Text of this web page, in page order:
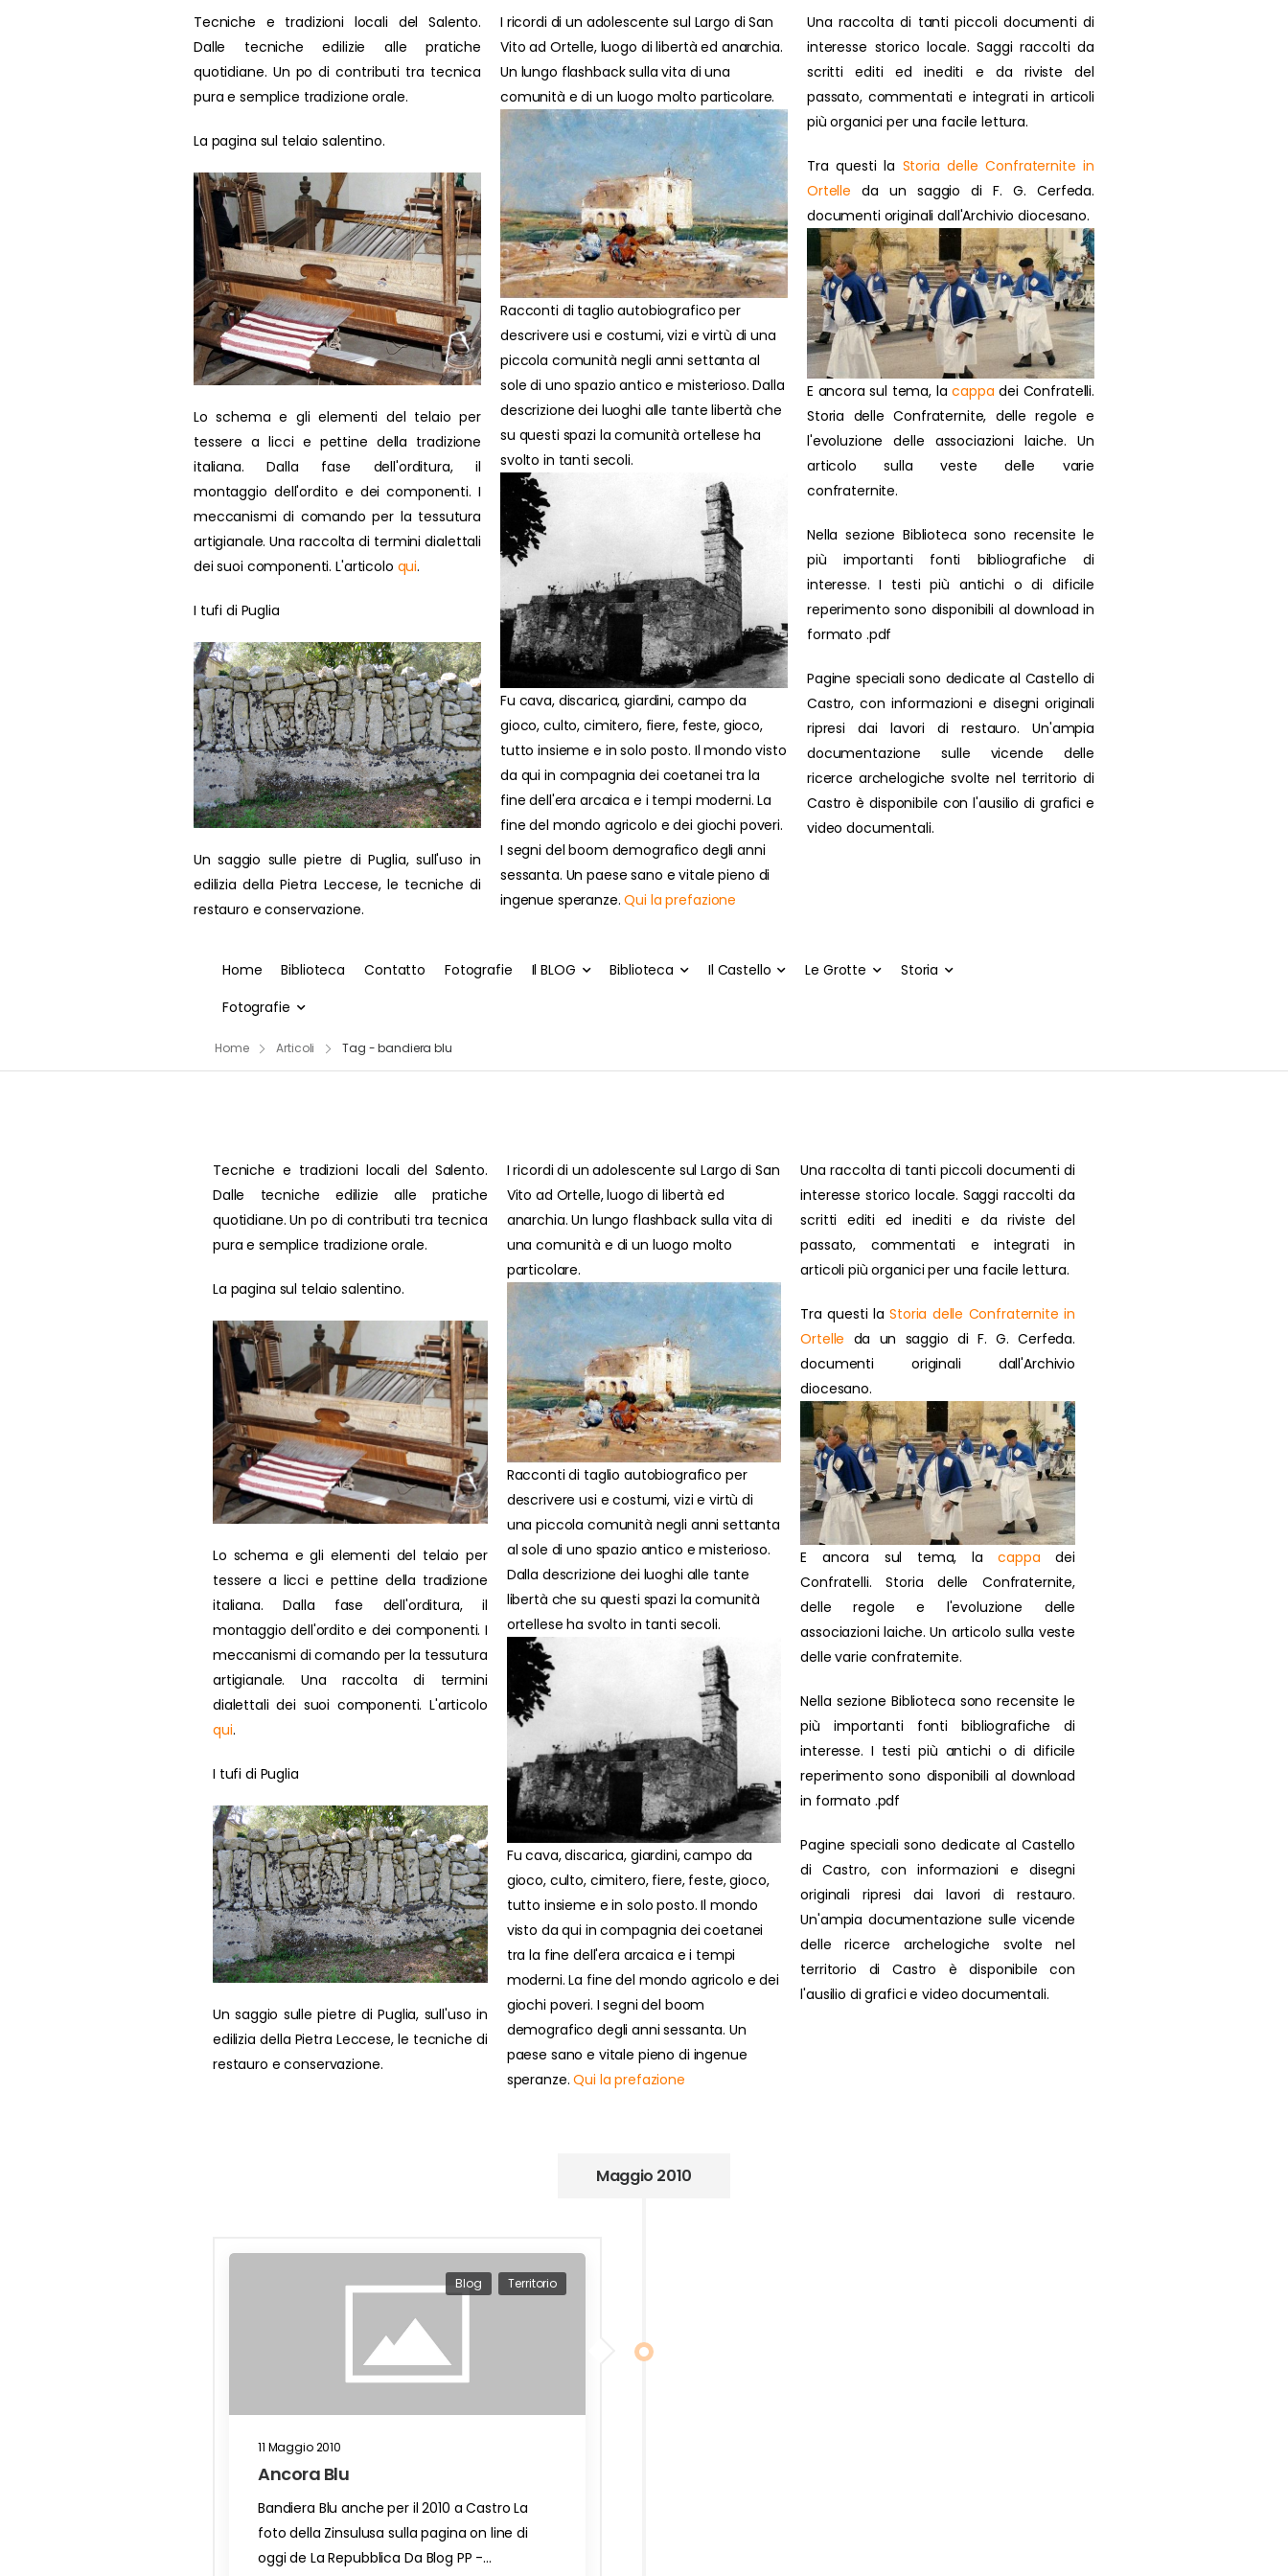
Tecniche e tradizioni locali del Salento.
Dalle tecniche edilizie alle pratiche
quotidiane. Un po di contributi tra tecnica
pura e semplice tradizione orale.
La pagina sul telaio salentino.
Lo schema e gli elementi del telaio per
tessere a licci e pettine della tradizione
italiana. Dalla fase dell'orditura, il
montaggio dell'ordito e dei componenti. I
meccanismi di comando per la tessutura
artigianale. Una raccolta di termini dialettali
dei suoi componenti. L'articolo qui.
I tufi di Puglia
Un saggio sulle pietre di Puglia, sull'uso in
edilizia della Pietra Leccese, le tecniche di
restauro e conservazione.
I ricordi di un adolescente sul Largo di San
Vito ad Ortelle, luogo di libertà ed anarchia.
Un lungo flashback sulla vita di una
comunità e di un luogo molto particolare.
Racconti di taglio autobiografico per
descrivere usi e costumi, vizi e virtù di una
piccola comunità negli anni settanta al
sole di uno spazio antico e misterioso. Dalla
descrizione dei luoghi alle tante libertà che
su questi spazi la comunità ortellese ha
svolto in tanti secoli.
Fu cava, discarica, giardini, campo da
gioco, culto, cimitero, fiere, feste, gioco,
tutto insieme e in solo posto. Il mondo visto
da qui in compagnia dei coetanei tra la
fine dell'era arcaica e i tempi moderni. La
fine del mondo agricolo e dei giochi poveri.
I segni del boom demografico degli anni
sessanta. Un paese sano e vitale pieno di
ingenue speranze.Qui la prefazione
Una raccolta di tanti piccoli documenti di
interesse storico locale. Saggi raccolti da
scritti editi ed inediti e da riviste del
passato, commentati e integrati in articoli
più organici per una facile lettura.
Tra questi la Storia delle Confraternite in
Ortelle da un saggio di F. G. Cerfeda.
documenti originali dall'Archivio diocesano.
E ancora sul tema, lacappa dei Confratelli.
Storia delle Confraternite, delle regole e
l'evoluzione delle associazioni laiche. Un
articolo sulla veste delle varie
confraternite.
Nella sezione Biblioteca sono recensite le
più importanti fonti bibliografiche di
interesse. I testi più antichi o di dificile
reperimento sono disponibili al download in
formato .pdf
Pagine speciali sono dedicate al Castello di
Castro, con informazioni e disegni originali
ripresi dai lavori di restauro. Un'ampia
documentazione sulle vicende delle
ricerce archelogiche svolte nel territorio di
Castro è disponibile con l'ausilio di grafici e
video documentali.
Home Biblioteca Contatto Fotografie Il BLOG Biblioteca Il Castello Le Grotte
Storia
Fotografie
Home Articoli Tag - bandiera blu
Tecniche e tradizioni locali del Salento.
Dalle tecniche edilizie alle pratiche
quotidiane. Un po di contributi tra tecnica
pura e semplice tradizione orale.
La pagina sul telaio salentino.
Lo schema e gli elementi del telaio per
tessere a licci e pettine della tradizione
italiana. Dalla fase dell'orditura, il
montaggio dell'ordito e dei componenti. I
meccanismi di comando per la tessutura
artigianale. Una raccolta di termini
dialettali dei suoi componenti. L'articolo
qui.
I tufi di Puglia
Un saggio sulle pietre di Puglia, sull'uso in
edilizia della Pietra Leccese, le tecniche di
restauro e conservazione.
I ricordi di un adolescente sul Largo di San
Vito ad Ortelle, luogo di libertà ed
anarchia. Un lungo flashback sulla vita di
una comunità e di un luogo molto
particolare.
Racconti di taglio autobiografico per
descrivere usi e costumi, vizi e virtù di
una piccola comunità negli anni settanta
al sole di uno spazio antico e misterioso.
Dalla descrizione dei luoghi alle tante
libertà che su questi spazi la comunità
ortellese ha svolto in tanti secoli.
Fu cava, discarica, giardini, campo da
gioco, culto, cimitero, fiere, feste, gioco,
tutto insieme e in solo posto. Il mondo
visto da qui in compagnia dei coetanei
tra la fine dell'era arcaica e i tempi
moderni. La fine del mondo agricolo e dei
giochi poveri. I segni del boom
demografico degli anni sessanta. Un
paese sano e vitale pieno di ingenue
speranze.Qui la prefazione
Una raccolta di tanti piccoli documenti di
interesse storico locale. Saggi raccolti da
scritti editi ed inediti e da riviste del
passato, commentati e integrati in
articoli più organici per una facile lettura.
Tra questi laStoria delle Confraternite in
Ortelle da un saggio di F. G. Cerfeda.
documenti originali dall'Archivio
diocesano.
E ancora sul tema, lacappa dei
Confratelli. Storia delle Confraternite,
delle regole e l'evoluzione delle
associazioni laiche. Un articolo sulla veste
delle varie confraternite.
Nella sezione Biblioteca sono recensite le
più importanti fonti bibliografiche di
interesse. I testi più antichi o di dificile
reperimento sono disponibili al download
in formato .pdf
Pagine speciali sono dedicate al Castello
di Castro, con informazioni e disegni
originali ripresi dai lavori di restauro.
Un'ampia documentazione sulle vicende
delle ricerce archelogiche svolte nel
territorio di Castro è disponibile con
l'ausilio di grafici e video documentali.
Maggio 2010
11 Maggio 2010
Blog Territorio
Ancora Blu
Bandiera Blu anche per il 2010 a Castro La
foto della Zinsulusa sulla pagina on line di
oggi de La Repubblica Da Blog PP -…